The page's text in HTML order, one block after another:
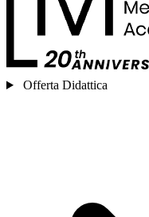
Offerta Didattica